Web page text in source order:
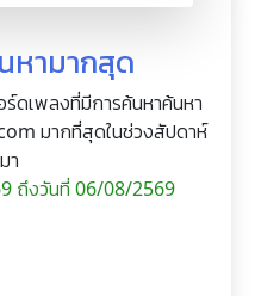
หามากสุด
ดเพลงที่มีการค้นหาค้นหา
มากที่สุดในช่วงสัปดาห์
า
ถึงวันที่ 06/08/2569